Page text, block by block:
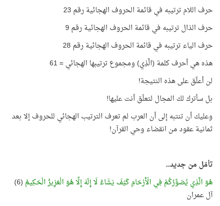
حرف اللام ترتيبه في قائمة الحروف الهجائية رقم 23
حرف الذال ترتيبه في قائمة الحروف الهجائية رقم 9
حرف الياء ترتيبه في قائمة الحروف الهجائية رقم 28
هذه هي أحرف كلمة (الَّذِي) ومجموع ترتيبها الهجائي = 61
لن أعلّق على هذه النتيجة!
بل سأترك لك المجال لتعلّق أنت عليها!
وعليك أن تنتبه إلى أن العرب لم تعرف الترتيب الهجائي للحروف إلا بعد
ثمانية عقود من انقضاء وحي القرآن!
تأمّل من جديد..
هُوَ الَّذِي يُصَوِّرُكُمْ فِي الْأَرْحَامِ كَيْفَ يَشَاءُ لَا إِلَهَ إِلَّا هُوَ الْعَزِيزُ الْحَكِيمُ
(6)
آل عمران